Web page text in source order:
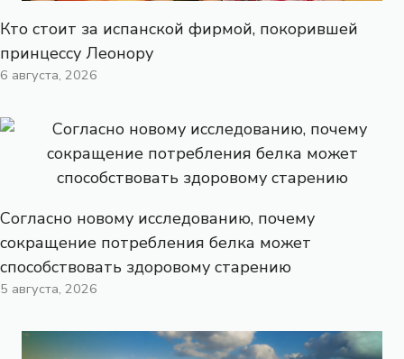
Кто стоит за испанской фирмой, покорившей
принцессу Леонору
6 августа, 2026
Согласно новому исследованию, почему
сокращение потребления белка может
способствовать здоровому старению
5 августа, 2026